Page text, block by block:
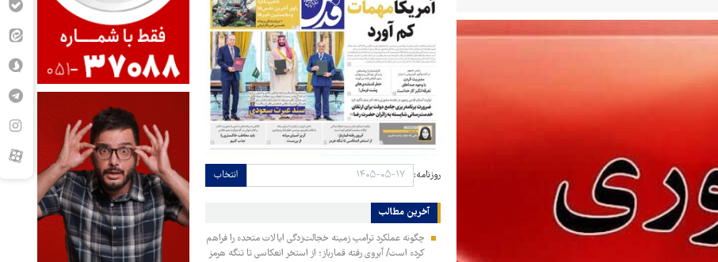
روزنامه: انتخاب
آخرین مطالب
چگونه عملکرد ترامپ زمینه خجالت‌زدگی ایالات متحده را فراهم
کرده است/ آبروی رفته قمارباز؛ از استخر انعکاسی تا تنگه هرمز